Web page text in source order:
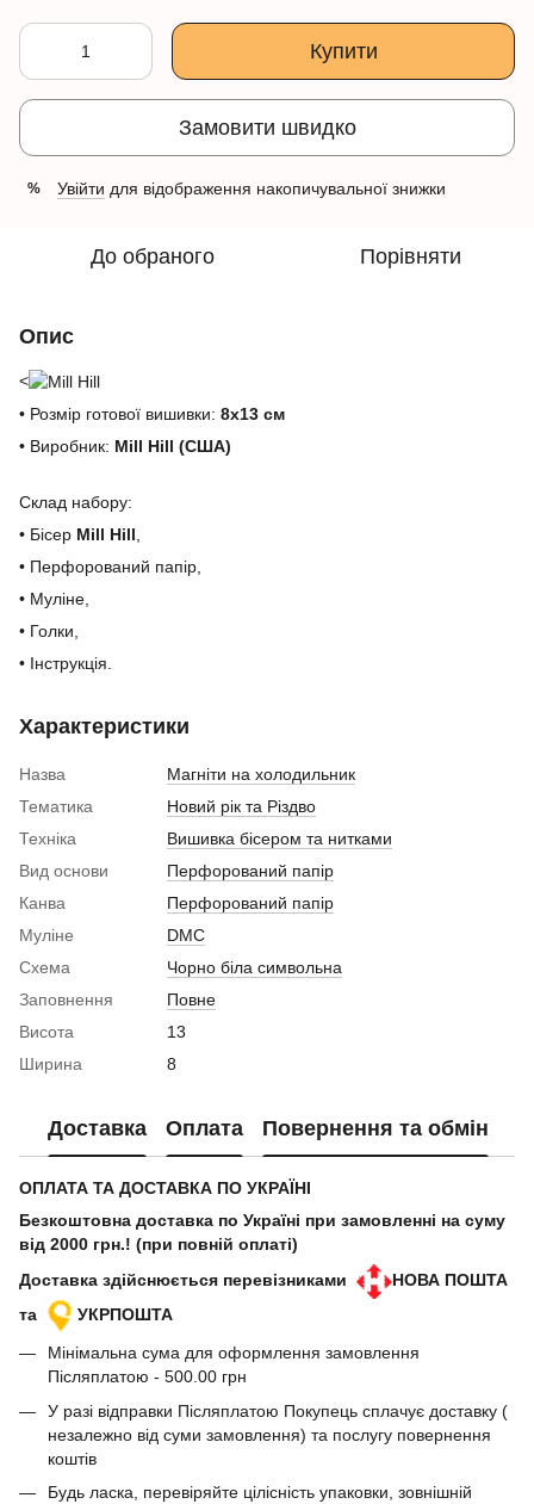
Купити
Замовити швидко
% Увійти для відображення накопичувальної знижки
До обраного Порівняти
Опис
<
• Розмір готової вишивки: 8х13 см
• Виробник: Mill Hill (США)
Склад набору:
• Бісер Mill Hill,
• Перфорований папір,
• Муліне,
• Голки,
• Інструкція.
Характеристики
Назва
Магніти на холодильник
Тематика
Новий рік та Різдво
Техніка
Вишивка бісером та нитками
Вид основи
Перфорований папір
Канва
Перфорований папір
Муліне
DMC
Схема
Чорно біла символьна
Заповнення
Повне
Висота
13
Ширина
8
Доставка Оплата Повернення та обмін
ОПЛАТА ТА ДОСТАВКА ПО УКРАЇНІ
Безкоштовна доставка по Україні при замовленні на суму
від 2000 грн.! (при повній оплаті)
Доставка здійснюється перевізниками
НОВА ПОШТА
та
УКРПОШТА
Мінімальна сума для оформлення замовлення
Післяплатою - 500.00 грн
У разі відправки Післяплатою Покупець сплачує доставку (
незалежно від суми замовлення) та послугу повернення
коштів
Будь ласка, перевіряйте цілісність упаковки, зовнішній